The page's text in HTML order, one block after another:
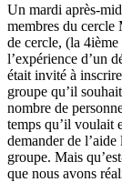
Un mardi après-
membres du
de cercle, (la
l’expérience d’un
était invité à
groupe qu’il
nombre de
temps qu’il voulait
demander de
groupe. Mais
que nous avons